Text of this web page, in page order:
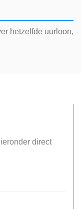
hetzelfde uurloon,
direct